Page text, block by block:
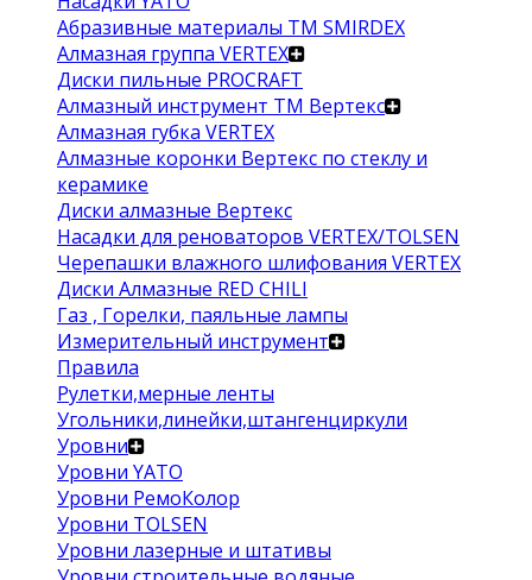
Абразивные материалы ТМ SMIRDEX
Алмазная группа VERTEX
Диски пильные PROCRAFT
Алмазный инструмент ТМ Вертекс
Алмазная губка VERTEX
Алмазные коронки Вертекс по стеклу и
керамике
Диски алмазные Вертекс
Насадки для реноваторов VERTEX/TOLSEN
Черепашки влажного шлифования VERTEX
Диски Алмазные RED CHILI
Газ , Горелки, паяльные лампы
Измерительный инструмент
Правила
Рулетки,мерные ленты
Угольники,линейки,штангенциркули
Уровни
Уровни YATO
Уровни РемоКолор
Уровни TOLSEN
Уровни лазерные и штативы